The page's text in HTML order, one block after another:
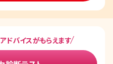
ドバイスがもらえます